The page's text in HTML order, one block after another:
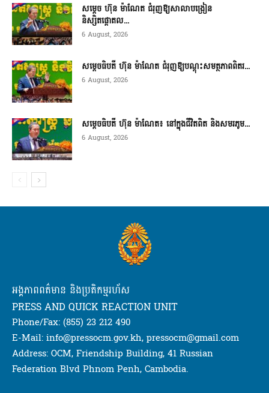
សម្តេច ហ៊ុន ម៉ាណែត ជំរុញឱ្យសាលាបង្រៀន
និស្សិតផ្តោតល...
6 August, 2026
សម្តេចធិបតី ហ៊ុន ម៉ាណែត ជំរុញឱ្យបណ្តុះសមត្ថភាពពិតរ...
6 August, 2026
សម្តេចធិបតី ហ៊ុន ម៉ាណែត៖ នៅក្នុងជីវិតពិត និងសមរភូម...
6 August, 2026
អង្គភាពពត៌មាន និងប្រតិកម្មរហ័ស
PRESS AND QUICK REACTION UNIT
Phone/Fax: (855) 23 212 490
E-Mail: info@pressocm.gov.kh, pressocm@gmail.com
Address: OCM, Friendship Building, 41 Russian
Federation Blvd Phnom Penh, Cambodia.